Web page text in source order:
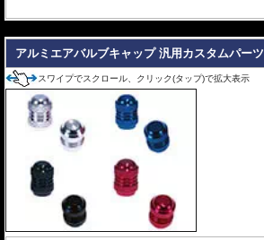
アルミエアバルブキャップ 汎用カスタムパーツ
スワイプでスクロール、クリック(タップ)で拡大表示